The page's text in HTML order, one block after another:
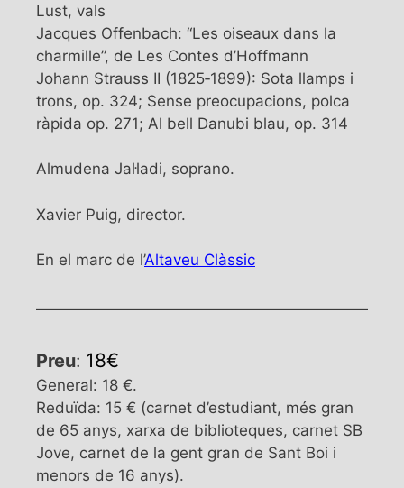
Lust, vals
Jacques Offenbach: “Les oiseaux dans la
charmille”, de Les Contes d’Hoffmann
Johann Strauss II (1825‐1899): Sota llamps i
trons, op. 324; Sense preocupacions, polca
ràpida op. 271; Al bell Danubi blau, op. 314
Almudena Jal·ladi, soprano.
Xavier Puig, director.
En el marc de l’Altaveu Clàssic
Preu: 18€
General: 18 €.
Reduïda: 15 € (carnet d’estudiant, més gran
de 65 anys, xarxa de biblioteques, carnet SB
Jove, carnet de la gent gran de Sant Boi i
menors de 16 anys).